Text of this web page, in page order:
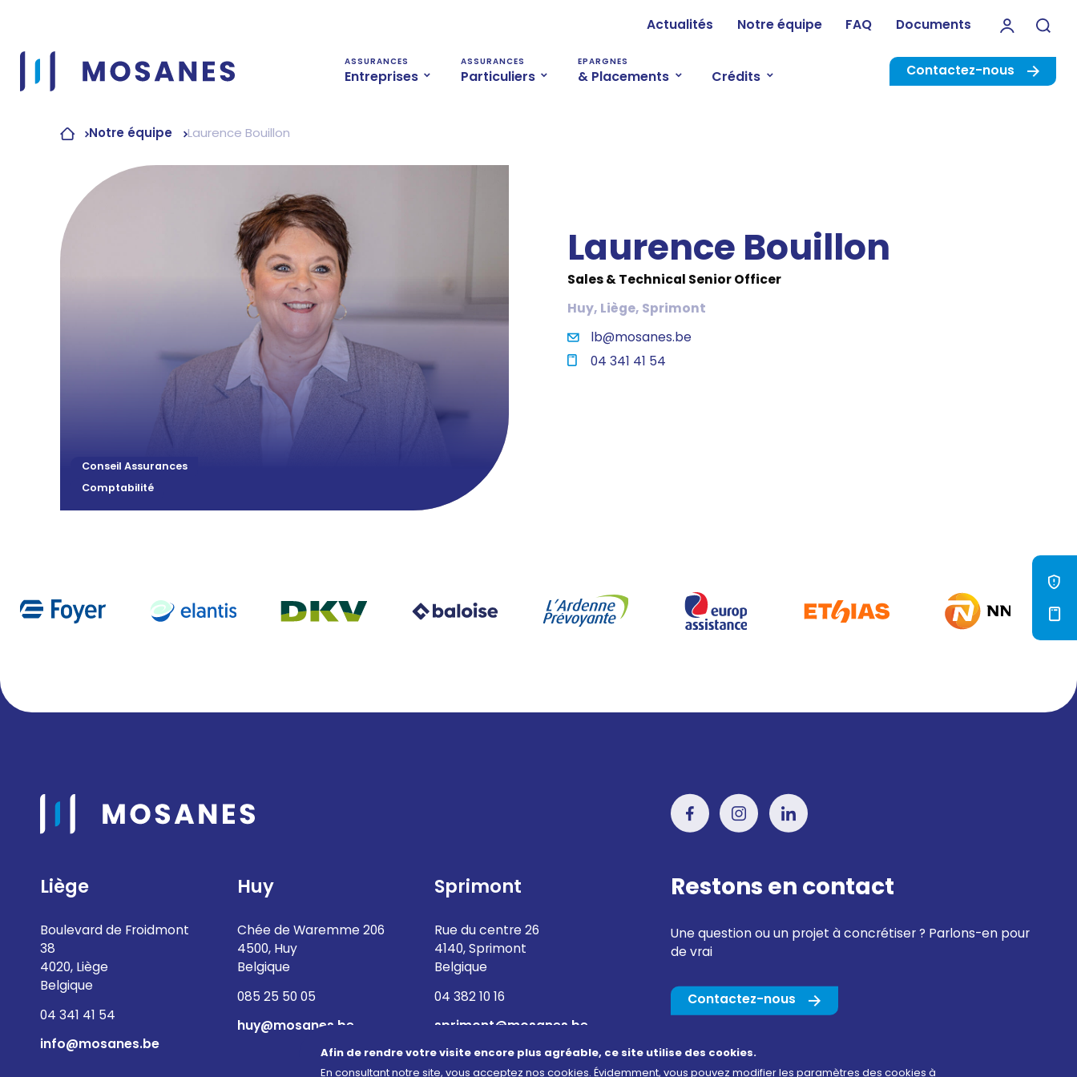
ASSURANCES
Entreprises
ASSURANCES
Particuliers
EPARGNES
& Placements Crédits Contactez-nous
Actualités Notre équipe FAQ Documents
Notre équipe Laurence Bouillon
Conseil Assurances
Comptabilité
Laurence Bouillon
Sales & Technical Senior Officer
Huy, Liège, Sprimont
lb@mosanes.be
04 341 41 54
Liège
Boulevard de Froidmont
38
4020, Liège
Belgique
04 341 41 54
info@mosanes.be
Huy
Chée de Waremme 206
4500, Huy
Belgique
085 25 50 05
huy@mosanes.be
Sprimont
Rue du centre 26
4140, Sprimont
Belgique
04 382 10 16
sprimont@mosanes.be
Restons en contact
Une question ou un projet à concrétiser ? Parlons-en pour
de vrai
Contactez-nous
Afin de rendre votre visite encore plus agréable, ce site utilise des cookies.
En consultant notre site, vous acceptez nos cookies. Évidemment, vous pouvez modifier les paramètres des cookies à